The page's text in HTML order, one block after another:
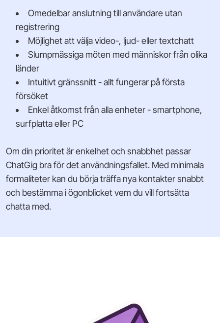
Omedelbar anslutning till användare utan
registrering
Möjlighet att välja video-, ljud- eller textchatt
Slumpmässiga möten med människor från olika
länder
Intuitivt gränssnitt - allt fungerar på första
försöket
Enkel åtkomst från alla enheter - smartphone,
surfplatta eller PC
Om din prioritet är enkelhet och snabbhet passar
ChatGig bra för det användningsfallet. Med minimala
formaliteter kan du börja träffa nya kontakter snabbt
och bestämma i ögonblicket vem du vill fortsätta
chatta med.